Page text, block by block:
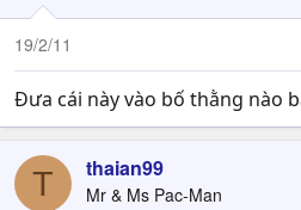
19/2/11
Đưa cái này vào bố thằng nào
T thaian99
Mr & Ms Pac-Man